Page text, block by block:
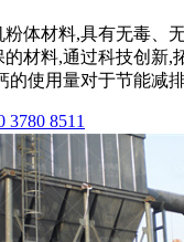
体材料,具有无毒、
材料,通过科技创新,
的使用量对于节能减
3780 8511